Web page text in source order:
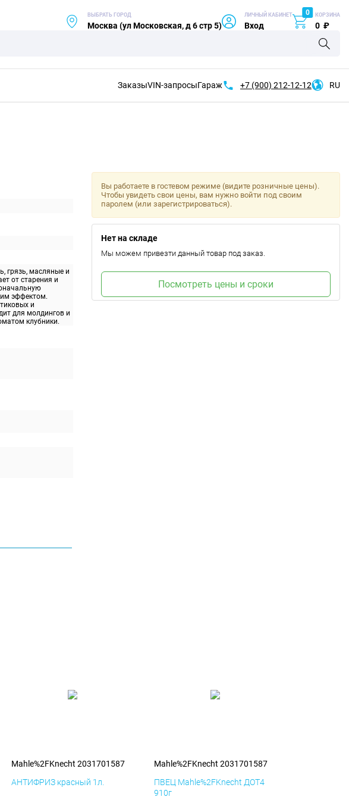
ВЫБРАТЬ ГОРОД
Москва (ул Московская, д 6 стр 5)
ЛИЧНЫЙ КАБИНЕТ
Вход
0 КОРЗИНА
0 ₽
ЗаказыVIN-запросыГараж +7 (900) 212-12-12 RU
грязь, масляные и
от старения и
эффектом.
и
для молдингов и
клубники.
Вы работаете в гостевом режиме (видите розничные цены).
Чтобы увидеть свои цены, вам нужно войти под своим
паролем (или зарегистрироваться).
Нет на складе
Мы можем привезти данный товар под заказ.
Посмотреть цены и сроки
Mahle%2FKnecht 2031701587
АНТИФРИЗ красный 1л.
Mahle%2FKnecht 2031701587
ПВЕЦ Mahle%2FKnecht ДОТ4
910г